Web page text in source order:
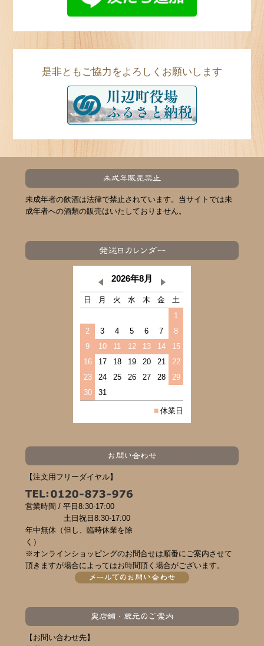
未成年者の飲酒は法律で禁止されています。当サイトでは未
成年者への酒類の販売はいたしておりません。
2026年8月
日 月 火 水 木 金
土
1
2
3 4 5 6 7
8
9
10 11 12 13 14
15
16
17 18 19 20 21
22
23
24 25 26 27 28
29
30
31
■ 休業日
【注文用フリーダイヤル】
営業時間 / 平日8:30-17:00
土日祝日8:30-17:00
年中無休（但し、臨時休業を除
く）
※オンラインショッピングのお問合せは順番にご案内させて
頂きますが場合によってはお時間頂く場合がございます。
【お問い合わせ先】